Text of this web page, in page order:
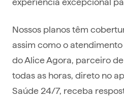
Nossos planos têm
assim como o
do Alice Agora, parceiro
todas as horas, direto no
Saúde 24/7, receba